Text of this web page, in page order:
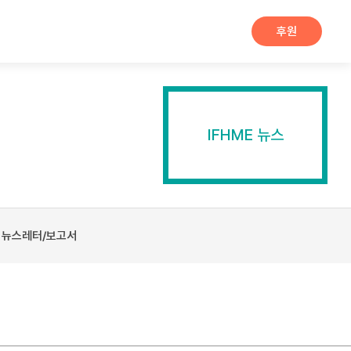
후원
IFHME 뉴스
뉴스레터/보고서